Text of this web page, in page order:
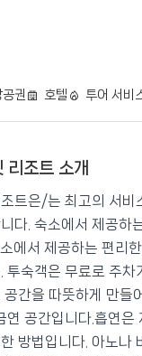
권 호텔 투어 서비
트 푸켓 리조
리조트 소개
트은/는 최고의 서
다. 숙소에서 제공
에서 제공하는 편리
투숙객은 무료로 주
간을 따뜻하게 만들
연 공간입니다.흡연
방법입니다. 아노나